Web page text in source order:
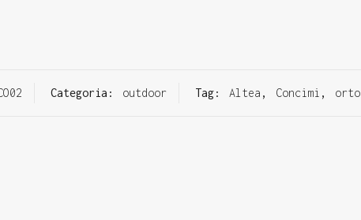
Categoria: outdoor Tag: Altea , Concimi , orto